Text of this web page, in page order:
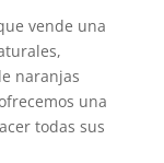
vende una
naranjas
una
todas sus